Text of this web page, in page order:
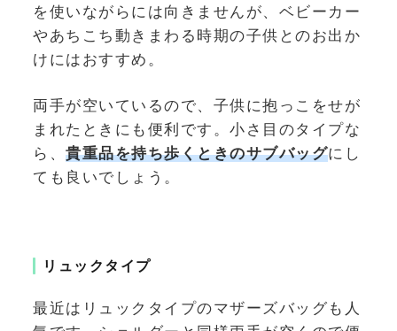
を使いながらには向きませんが、ベビーカー
やあちこち動きまわる時期の子供とのお出か
けにはおすすめ。
両手が空いているので、子供に抱っこをせが
まれたときにも便利です。小さ目のタイプな
ら、 貴重品を持ち歩くときのサブバッグにし
ても良いでしょう。
リュックタイプ
最近はリュックタイプのマザーズバッグも人